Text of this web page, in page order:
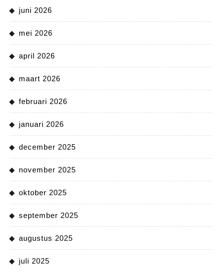
juni 2026
mei 2026
april 2026
maart 2026
februari 2026
januari 2026
december 2025
november 2025
oktober 2025
september 2025
augustus 2025
juli 2025